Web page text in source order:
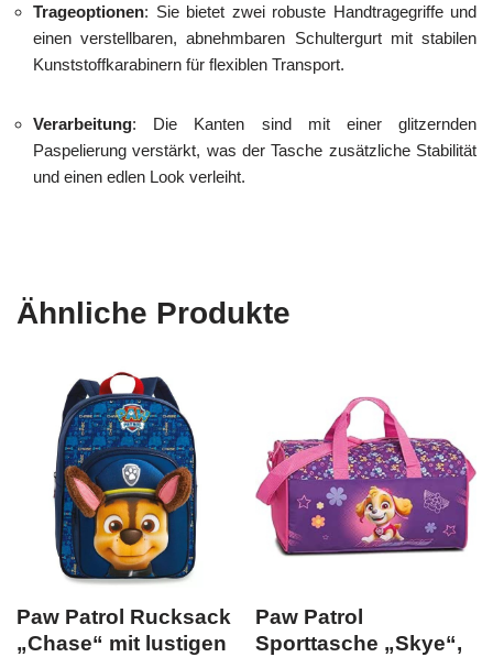
Trageoptionen: Sie bietet zwei robuste Handtragegriffe und
einen verstellbaren, abnehmbaren Schultergurt mit stabilen
Kunststoffkarabinern für flexiblen Transport.
Verarbeitung: Die Kanten sind mit einer glitzernden
Paspelierung verstärkt, was der Tasche zusätzliche Stabilität
und einen edlen Look verleiht.
Ähnliche Produkte
Paw Patrol Rucksack
„Chase“ mit lustigen
Paw Patrol
Sporttasche „Skye“,